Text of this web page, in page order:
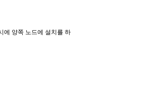
에 양쪽 노드에 설치를 하